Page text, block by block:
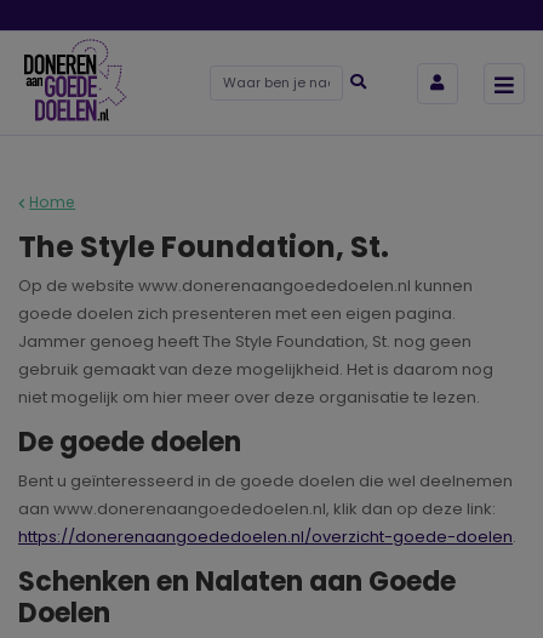
Home
The Style Foundation, St.
Op de website www.donerenaangoededoelen.nl kunnen
goede doelen zich presenteren met een eigen pagina.
Jammer genoeg heeft The Style Foundation, St. nog geen
gebruik gemaakt van deze mogelijkheid. Het is daarom nog
niet mogelijk om hier meer over deze organisatie te lezen.
De goede doelen
Bent u geïnteresseerd in de goede doelen die wel deelnemen
aan www.donerenaangoededoelen.nl, klik dan op deze link:
https://donerenaangoededoelen.nl/overzicht-goede-doelen.
Schenken en Nalaten aan Goede
Doelen